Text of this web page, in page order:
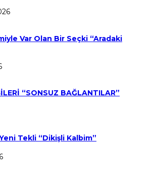
Var Olan Bir Seçki “Aradaki
“SONSUZ BAĞLANTILAR”
Tekli “Dikişli Kalbim”